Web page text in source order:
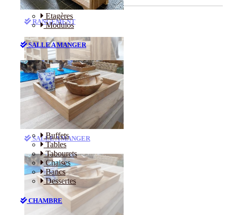
Etagères
Modulos
SALLE A MANGER
Buffets
Tables
Tabourets
Chaises
Bancs
Dessertes
CHAMBRE
RANGEMENT
Etagères
Modulos
SALLE A MANGER